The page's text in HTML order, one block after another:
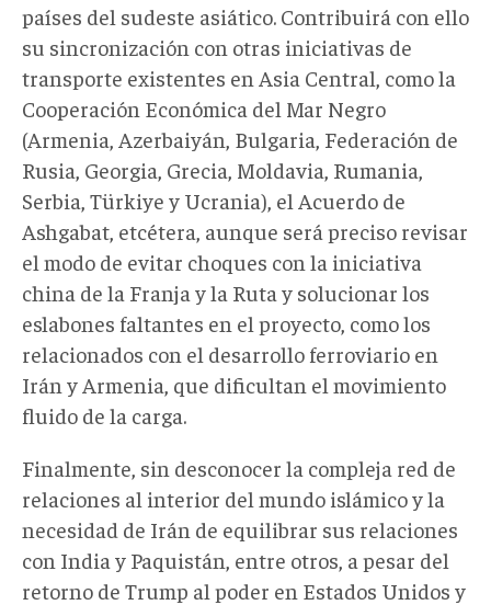
países del sudeste asiático. Contribuirá con ello
su sincronización con otras iniciativas de
transporte existentes en Asia Central, como la
Cooperación Económica del Mar Negro
(Armenia, Azerbaiyán, Bulgaria, Federación de
Rusia, Georgia, Grecia, Moldavia, Rumania,
Serbia, Türkiye y Ucrania), el Acuerdo de
Ashgabat, etcétera, aunque será preciso revisar
el modo de evitar choques con la iniciativa
china de la Franja y la Ruta y solucionar los
eslabones faltantes en el proyecto, como los
relacionados con el desarrollo ferroviario en
Irán y Armenia, que dificultan el movimiento
fluido de la carga.
Finalmente, sin desconocer la compleja red de
relaciones al interior del mundo islámico y la
necesidad de Irán de equilibrar sus relaciones
con India y Paquistán, entre otros, a pesar del
retorno de Trump al poder en Estados Unidos y